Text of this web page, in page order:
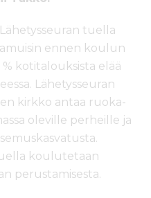
Lähetysseuran tuella
ennen koulun
% kotitalouksista elää
Lähetysseuran
kirkko antaa ruoka-
oleville perheille ja
koulutetaan
perustamisesta.